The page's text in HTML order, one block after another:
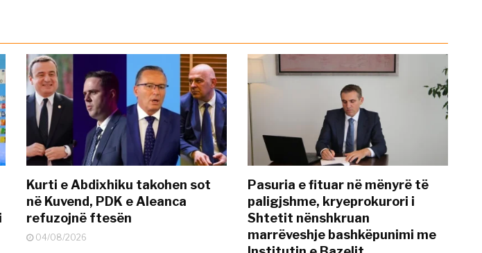
Kurti e Abdixhiku takohen sot
në Kuvend, PDK e Aleanca
refuzojnë ftesën
04/08/2026
Pasuria e fituar në mënyrë të
paligjshme, kryeprokurori i
Shtetit nënshkruan
marrëveshje bashkëpunimi me